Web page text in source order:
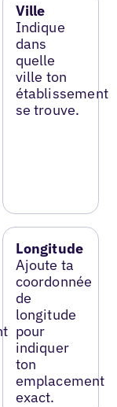
Ville
Indique
dans
quelle
ville ton
établissement
se trouve.
Longitude
Ajoute ta
coordonnée
de
longitude
pour
indiquer
ton
emplacement
exact.